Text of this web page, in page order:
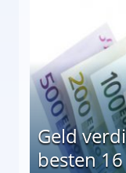
Geld
besten